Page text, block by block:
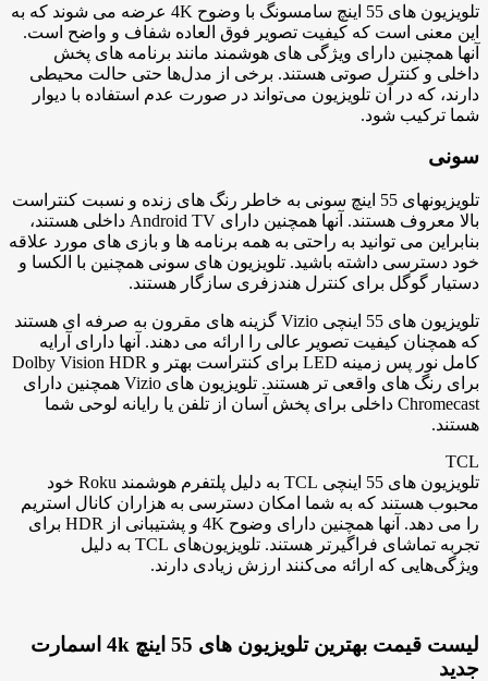
تلویزیون های 55 اینچ سامسونگ با وضوح 4K عرضه می شوند که به
این معنی است که کیفیت تصویر فوق العاده شفاف و واضح است.
آنها همچنین دارای ویژگی های هوشمند مانند برنامه های پخش
داخلی و کنترل صوتی هستند. برخی از مدل‌ها حتی حالت محیطی
دارند، که در آن تلویزیون می‌تواند در صورت عدم استفاده با دیوار
شما ترکیب شود.
سونی
تلویزیونهای 55 اینچ سونی به خاطر رنگ های زنده و نسبت کنتراست
بالا معروف هستند. آنها همچنین دارای Android TV داخلی هستند،
بنابراین می توانید به راحتی به همه برنامه ها و بازی های مورد علاقه
خود دسترسی داشته باشید. تلویزیون های سونی همچنین با الکسا و
دستیار گوگل برای کنترل هندزفری سازگار هستند.
تلویزیون های 55 اینچی Vizio گزینه های مقرون به صرفه ای هستند
که همچنان کیفیت تصویر عالی را ارائه می دهند. آنها دارای آرایه
کامل نور پس زمینه LED برای کنتراست بهتر و Dolby Vision HDR
برای رنگ های واقعی تر هستند. تلویزیون های Vizio همچنین دارای
Chromecast داخلی برای پخش آسان از تلفن یا رایانه لوحی شما
هستند.
TCL
تلویزیون های 55 اینچی TCL به دلیل پلتفرم هوشمند Roku خود
محبوب هستند که به شما امکان دسترسی به هزاران کانال استریم
را می دهد. آنها همچنین دارای وضوح 4K و پشتیبانی از HDR برای
تجربه تماشای فراگیرتر هستند. تلویزیون‌های TCL به دلیل
ویژگی‌هایی که ارائه می‌کنند ارزش زیادی دارند.
لیست قیمت بهترین تلویزیون های 55 اینچ 4k اسمارت
جدید